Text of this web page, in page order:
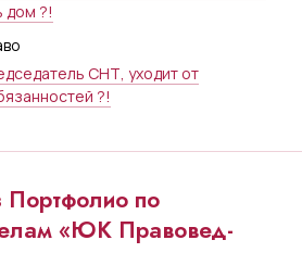
дом ?!
СНТ, уходит от
?!
по
«ЮК Правовед-